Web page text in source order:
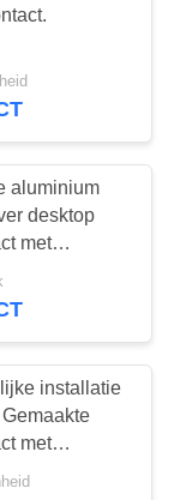
aluminium
desktop
met
installatie
met